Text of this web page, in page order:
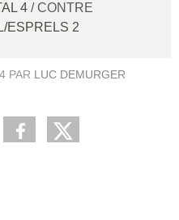
4 / CONTRE
ESPRELS 2
PAR LUC DEMURGER